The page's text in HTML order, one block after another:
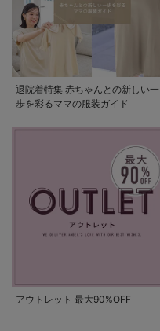
退院着特集 赤ちゃんとの新しい一
歩を彩るママの服装ガイド
アウトレット 最大90%OFF